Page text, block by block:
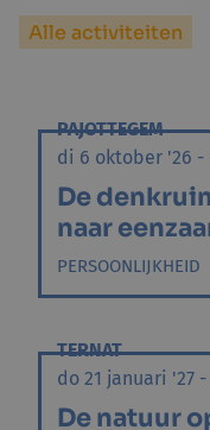
Alle activiteiten
PAJOTTEGEM
di 6 oktober '26 -
De
naar
PERSOONLIJKHEID
TERNAT
do 21 januari '27 -
De natuur